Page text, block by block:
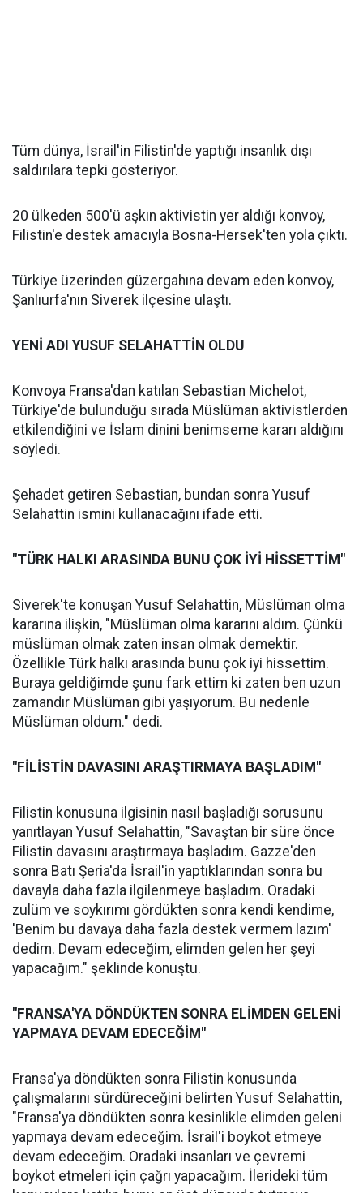
Tüm dünya, İsrail'in Filistin'de yaptığı insanlık dışı
saldırılara tepki gösteriyor.
20 ülkeden 500'ü aşkın aktivistin yer aldığı konvoy,
Filistin'e destek amacıyla Bosna-Hersek'ten yola çıktı.
Türkiye üzerinden güzergahına devam eden konvoy,
Şanlıurfa'nın Siverek ilçesine ulaştı.
YENİ ADI YUSUF SELAHATTİN OLDU
Konvoya Fransa'dan katılan Sebastian Michelot,
Türkiye'de bulunduğu sırada Müslüman aktivistlerden
etkilendiğini ve İslam dinini benimseme kararı aldığını
söyledi.
Şehadet getiren Sebastian, bundan sonra Yusuf
Selahattin ismini kullanacağını ifade etti.
"TÜRK HALKI ARASINDA BUNU ÇOK İYİ HİSSETTİM"
Siverek'te konuşan Yusuf Selahattin, Müslüman olma
kararına ilişkin, "Müslüman olma kararını aldım. Çünkü
müslüman olmak zaten insan olmak demektir.
Özellikle Türk halkı arasında bunu çok iyi hissettim.
Buraya geldiğimde şunu fark ettim ki zaten ben uzun
zamandır Müslüman gibi yaşıyorum. Bu nedenle
Müslüman oldum." dedi.
"FİLİSTİN DAVASINI ARAŞTIRMAYA BAŞLADIM"
Filistin konusuna ilgisinin nasıl başladığı sorusunu
yanıtlayan Yusuf Selahattin, "Savaştan bir süre önce
Filistin davasını araştırmaya başladım. Gazze'den
sonra Batı Şeria'da İsrail'in yaptıklarından sonra bu
davayla daha fazla ilgilenmeye başladım. Oradaki
zulüm ve soykırımı gördükten sonra kendi kendime,
'Benim bu davaya daha fazla destek vermem lazım'
dedim. Devam edeceğim, elimden gelen her şeyi
yapacağım." şeklinde konuştu.
"FRANSA'YA DÖNDÜKTEN SONRA ELİMDEN GELENİ
YAPMAYA DEVAM EDECEĞİM"
Fransa'ya döndükten sonra Filistin konusunda
çalışmalarını sürdüreceğini belirten Yusuf Selahattin,
"Fransa'ya döndükten sonra kesinlikle elimden geleni
yapmaya devam edeceğim. İsrail'i boykot etmeye
devam edeceğim. Oradaki insanları ve çevremi
boykot etmeleri için çağrı yapacağım. İlerideki tüm